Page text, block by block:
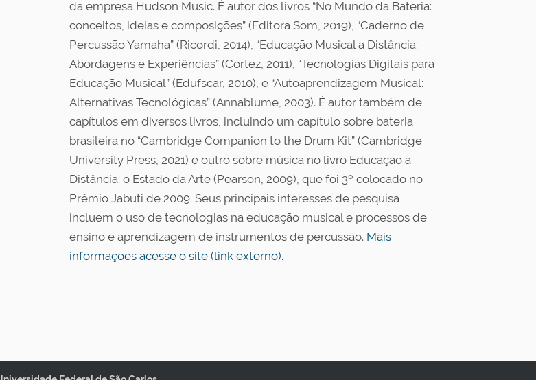
da empresa Hudson Music. É autor dos livros “No Mundo da Bateria:
conceitos, ideias e composições” (Editora Som, 2019), “Caderno de
Percussão Yamaha” (Ricordi, 2014), “Educação Musical a Distância:
Abordagens e Experiências” (Cortez, 2011), “Tecnologias Digitais para
Educação Musical” (Edufscar, 2010), e “Autoaprendizagem Musical:
Alternativas Tecnológicas” (Annablume, 2003). É autor também de
capítulos em diversos livros, incluindo um capítulo sobre bateria
brasileira no “Cambridge Companion to the Drum Kit” (Cambridge
University Press, 2021) e outro sobre música no livro Educação a
Distância: o Estado da Arte (Pearson, 2009), que foi 3º colocado no
Prêmio Jabuti de 2009. Seus principais interesses de pesquisa
incluem o uso de tecnologias na educação musical e processos de
ensino e aprendizagem de instrumentos de percussão. Mais
informações acesse o site (link externo).